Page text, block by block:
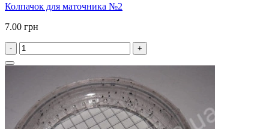
Колпачок для маточника №2
7.00 грн
- +